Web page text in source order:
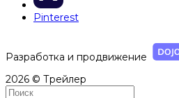
Pinterest
Разработка и продвижение
2026 © Трейлер